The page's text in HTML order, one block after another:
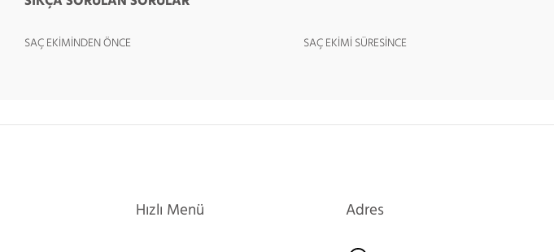
SAÇ EKİMİNDEN ÖNCE SAÇ EKİMİ SÜRESİNCE
Hızlı Menü Adres